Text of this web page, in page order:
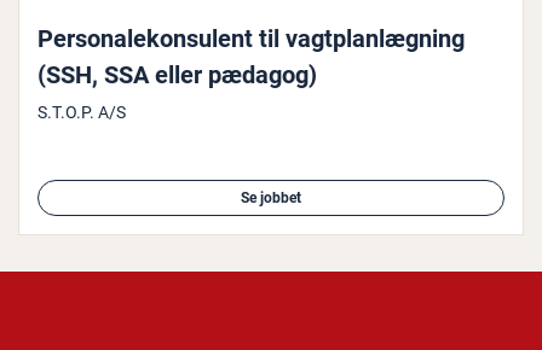
Per­so­na­le­kon­su­lent til vagt­plan­læg­ning
(SSH, SSA eller pædagog)
S.T.O.P. A/S
Se jobbet